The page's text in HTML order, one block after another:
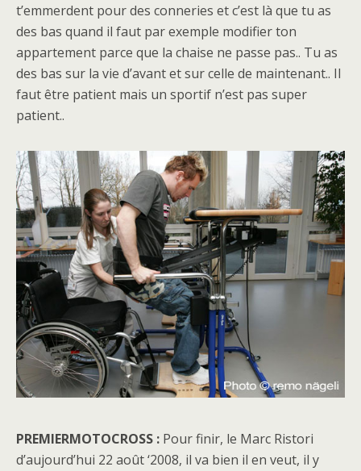
t’emmerdent pour des conneries et c’est là que tu as
des bas quand il faut par exemple modifier ton
appartement parce que la chaise ne passe pas.. Tu as
des bas sur la vie d’avant et sur celle de maintenant.. Il
faut être patient mais un sportif n’est pas super
patient..
PREMIERMOTOCROSS : Pour finir, le Marc Ristori
d’aujourd’hui 22 août ‘2008, il va bien il en veut, il y